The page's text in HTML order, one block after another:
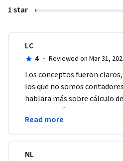
1 star
LC
4 · Reviewed on Mar 31,
Los conceptos fueron
los que no somos
hablara más sobre cálculo
presentación de
me fue útil.
Read more
NL